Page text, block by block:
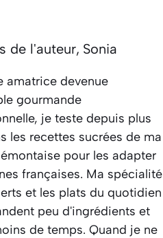
de l'auteur, Sonia
amatrice devenue
gourmande
je teste depuis plus
les recettes sucrées de ma
pour les adapter
françaises. Ma spécialité
et les plats du quotidien
peu d'ingrédients et
de temps. Quand je ne